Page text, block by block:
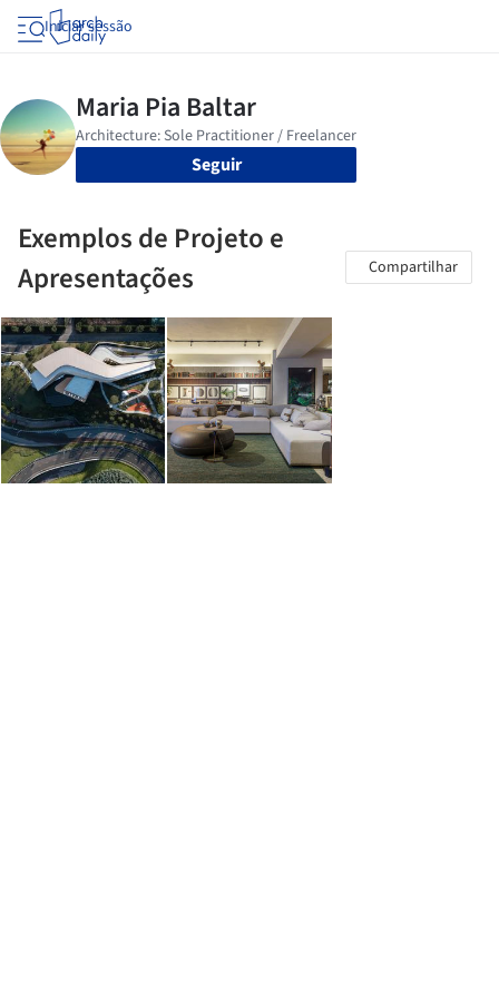
Iniciar sessão
Seguir
Exemplos de Projeto e
Apresentações
Compartilhar